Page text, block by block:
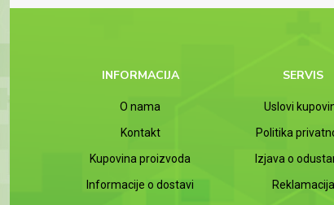
INFORMACIJA
O nama
Kontakt
Kupovina proizvoda
Informacije o dostavi
SERVIS
Uslovi
Politika
Izjava o
Reklamacija